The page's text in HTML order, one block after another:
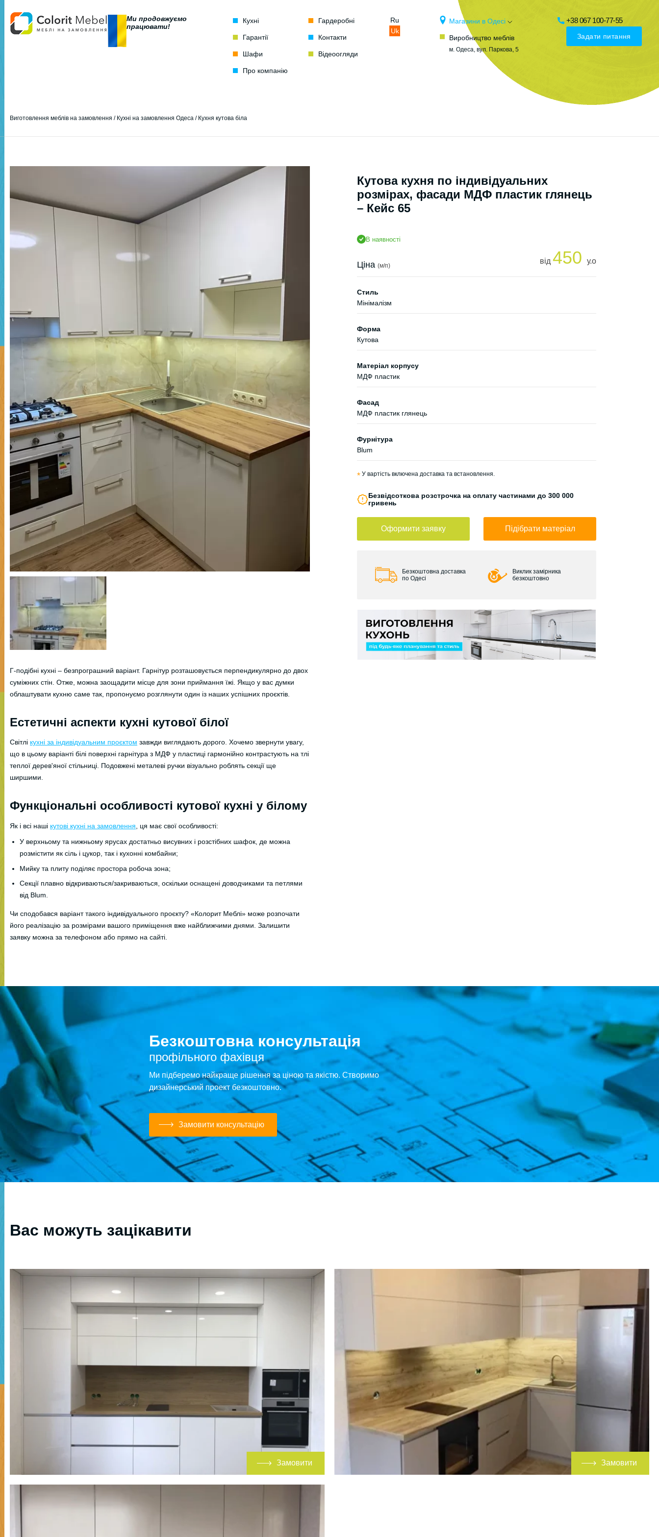
Ми продовжуємо
працювати!
Кухні Гардеробні
Гарантії Контакти
Шафи Відеоогляди
Про компанію
Uk
Ru Магазини в Одесі
Виробництво меблів
м. Одеса, вул. Паркова, 5
+38 067 100-77-55
Задати питання
Виготовлення меблів на замовлення / Кухні на замовлення Одеса / Кухня кутова біла
Г-подібні кухні – безпрограшний варіант. Гарнітур розташовується перпендикулярно до двох
суміжних стін. Отже, можна заощадити місце для зони приймання їжі. Якщо у вас думки
облаштувати кухню саме так, пропонуємо розглянути один із наших успішних проєктів.
Естетичні аспекти кухні кутової білої
Світлі кухні за індивідуальним проєктом завжди виглядають дорого. Хочемо звернути увагу,
що в цьому варіанті білі поверхні гарнітура з МДФ у пластиці гармонійно контрастують на тлі
теплої дерев'яної стільниці. Подовжені металеві ручки візуально роблять секції ще
ширшими.
Функціональні особливості кутової кухні у білому
Як і всі наші кутові кухні на замовлення , ця має свої особливості:
У верхньому та нижньому ярусах достатньо висувних і розстібних шафок, де можна
розмістити як сіль і цукор, так і кухонні комбайни;
Мийку та плиту поділяє простора робоча зона;
Секції плавно відкриваються/закриваються, оскільки оснащені доводчиками та петлями
від Blum.
Чи сподобався варіант такого індивідуального проєкту? «Колорит Меблі» може розпочати
його реалізацію за розмірами вашого приміщення вже найближчими днями. Залишити
заявку можна за телефоном або прямо на сайті.
Кутова кухня по індивідуальних
розмірах, фасади МДФ пластик глянець
– Кейс 65
В наявності
Ціна (м/п)
від 450 у.о
Стиль
Мінімалізм
Форма
Кутова
Матеріал корпусу
МДФ пластик
Фасад
МДФ пластик глянець
Фурнітура
Blum
* У вартість включена доставка та встановлення.
Безвідсоткова розстрочка на оплату частинами до 300 000
гривень
Оформити заявку Підібрати матеріал
Безкоштовна доставка
по Одесі
Виклик замірника
безкоштовно
Безкоштовна консультація
профільного фахівця
Ми підберемо найкраще рішення за ціною та якістю. Створимо
дизайнерський проект безкоштовно.
Замовити консультацію
Вас можуть зацікавити
Замовити Замовити